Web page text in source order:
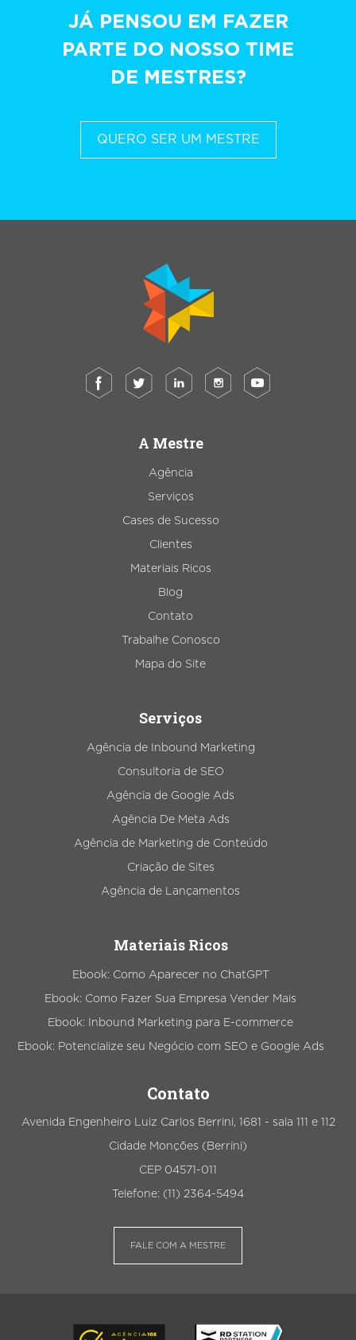
JÁ PENSOU EM FAZER
PARTE DO NOSSO TIME
DE MESTRES?
QUERO SER UM MESTRE
A Mestre
Agência
Serviços
Cases de Sucesso
Clientes
Materiais Ricos
Blog
Contato
Trabalhe Conosco
Mapa do Site
Serviços
Agência de Inbound Marketing
Consultoria de SEO
Agência de Google Ads
Agência De Meta Ads
Agência de Marketing de Conteúdo
Criação de Sites
Agência de Lançamentos
Materiais Ricos
Ebook: Como Aparecer no ChatGPT
Ebook: Como Fazer Sua Empresa Vender Mais
Ebook: Inbound Marketing para E-commerce
Ebook: Potencialize seu Negócio com SEO e Google Ads
Contato
Avenida Engenheiro Luiz Carlos Berrini, 1681 - sala 111 e 112
Cidade Monções (Berrini)
CEP 04571-011
Telefone: (11) 2364-5494
FALE COM A MESTRE